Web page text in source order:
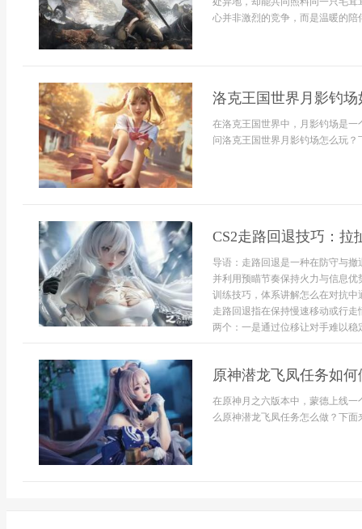
心并非激烈的竞争，而是温暖的
洛克王国世界月影钓
在洛克王国世界中，月影钓场是
问洛克王国世界月影钓场怎么玩
CS2走路回退技巧：拉
导语：走路回退是一种在防守与
并利用预瞄节奏保持火力与信息
训练技巧，体系讲解怎么在对抗
走路回退指在保持慢速移动或行
两个：一是通过位移让对手难以
原神潜龙飞凤任务如
在原神月之六版本中，蒙德上线
么原神潜龙飞凤任务怎么做？下